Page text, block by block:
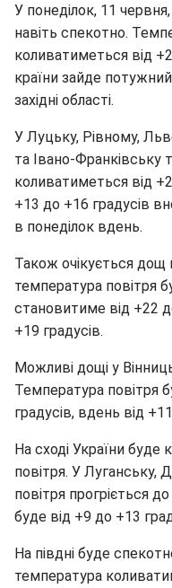
У понеділок, 11
навіть спекотно.
коливатиметься від
країни зайде
західні області.
У Луцьку, Рівному,
та Івано-Франківську
коливатиметься від
+13 до +16 градусів
в понеділок вдень.
Також очікується дощ
температура повітря
становитиме від +22
+19 градусів.
Можливі дощі у
Температура повітря
градусів, вдень від
На сході України
повітря. У Луганську,
повітря прогріється
буде від +9 до +13
На півдні буде
температура